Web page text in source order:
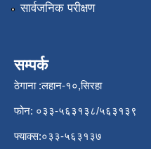
सार्वजनिक परीक्षण
सम्पर्क
ठेगाना :लहान-१०,सिरहा
फोन: ०३३-५६३१३८/५६३१३९
फ्याक्स:०३३-५६३१३७